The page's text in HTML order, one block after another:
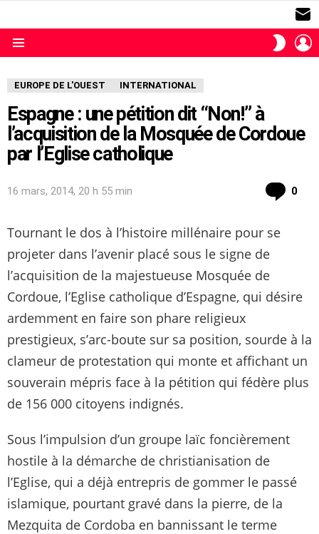
SKIN
EUROPE DE L'OUEST INTERNATIONAL
Espagne : une pétition dit “Non!” à
l’acquisition de la Mosquée de Cordoue
par l’Eglise catholique
16 mars, 2014, 20 h 55 min 0
Tournant le dos à l’histoire millénaire pour se
projeter dans l’avenir placé sous le signe de
l’acquisition de la majestueuse Mosquée de
Cordoue, l’Eglise catholique d’Espagne, qui désire
ardemment en faire son phare religieux
prestigieux, s’arc-boute sur sa position, sourde à la
clameur de protestation qui monte et affichant un
souverain mépris face à la pétition qui fédère plus
de 156 000 citoyens indignés.
Sous l’impulsion d’un groupe laïc foncièrement
hostile à la démarche de christianisation de
l’Eglise, qui a déjà entrepris de gommer le passé
islamique, pourtant gravé dans la pierre, de la
Mezquita de Cordoba en bannissant le terme